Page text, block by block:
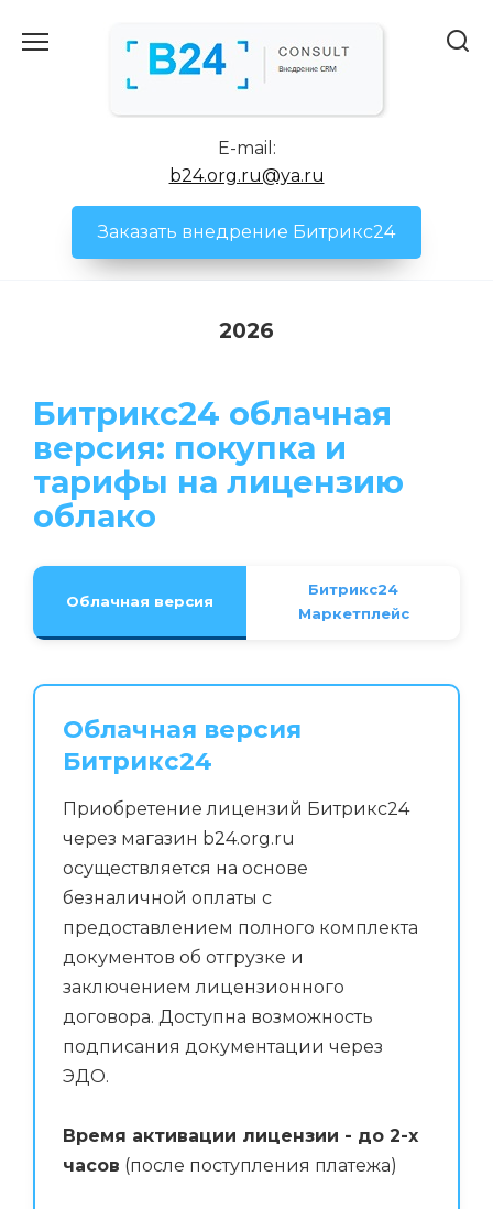
E-mail:
b24.org.ru@ya.ru
Заказать внедрение Битрикс24
2026
Битрикс24 облачная
версия: покупка и
тарифы на лицензию
облако
Облачная версия
Битрикс24
Маркетплейс
Облачная версия
Битрикс24
Приобретение лицензий Битрикс24
через магазин b24.org.ru
осуществляется на основе
безналичной оплаты с
предоставлением полного комплекта
документов об отгрузке и
заключением лицензионного
договора. Доступна возможность
подписания документации через
ЭДО.
Время активации лицензии - до 2-х
часов (после поступления платежа)